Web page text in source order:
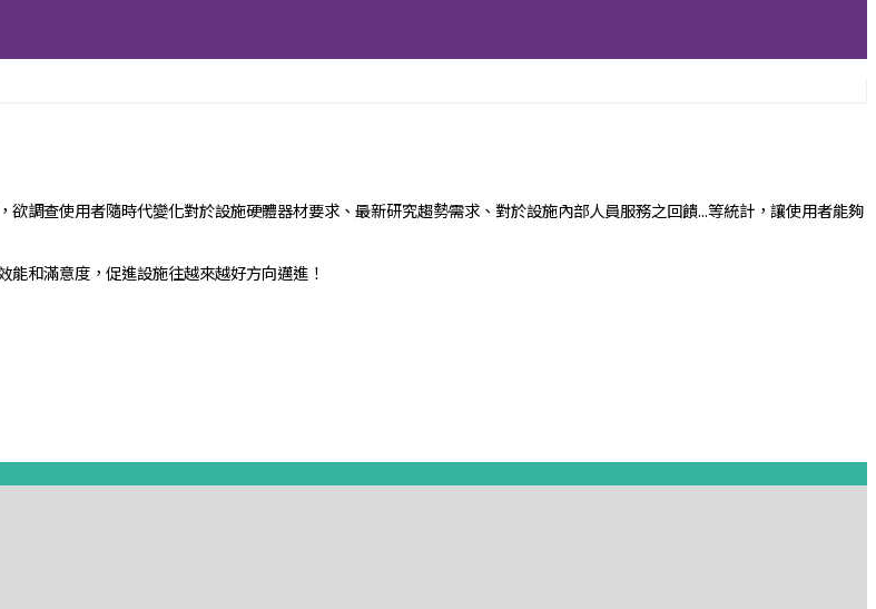
調查使用者隨時代變化對於設施硬體器材要求、最新研究趨勢需求、對於設施內部人員服務之回饋...等統計，讓使用者能夠
和滿意度，促進設施往越來越好方向邁進！